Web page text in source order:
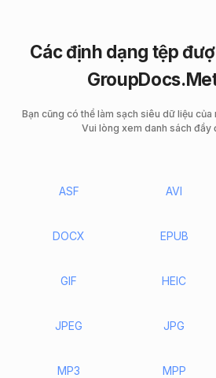
Các định dạng tệp
Bạn cũng có thể làm sạch siêu dữ liệu của
Vui lòng xem danh sách đầy
ASF AVI
DOCX EPUB
GIF HEIC
JPEG JPG
MP3 MPP